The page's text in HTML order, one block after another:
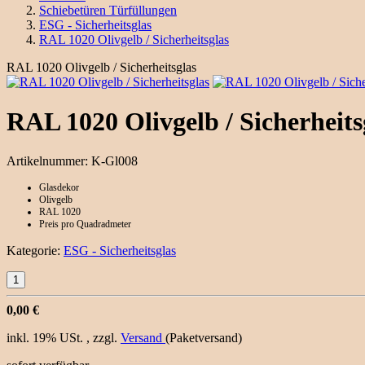
Schiebetüren Türfüllungen
ESG - Sicherheitsglas
RAL 1020 Olivgelb / Sicherheitsglas
RAL 1020 Olivgelb / Sicherheitsglas
RAL 1020 Olivgelb /
Artikelnummer: K-Gl008
Glasdekor
Olivgelb
RAL 1020
Preis pro Quadradmeter
Kategorie: ESG - Sicherheitsglas
0,00 €
inkl. 19% USt. , zzgl. Versand (Paketversand)